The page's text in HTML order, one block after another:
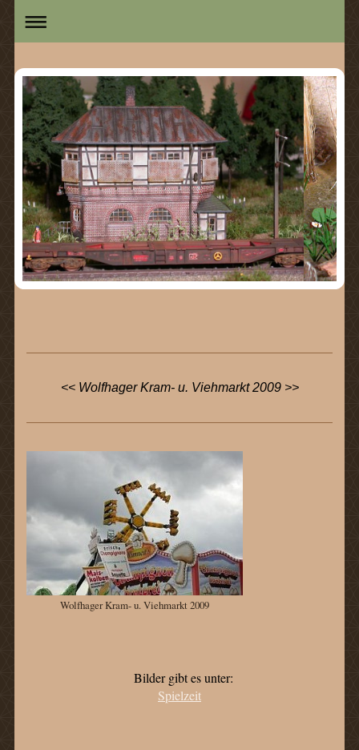
<< Wolfhager Kram- u. Viehmarkt 2009 >>
Wolfhager Kram- u. Viehmarkt 2009
Bilder gibt es unter:
Spielzeit